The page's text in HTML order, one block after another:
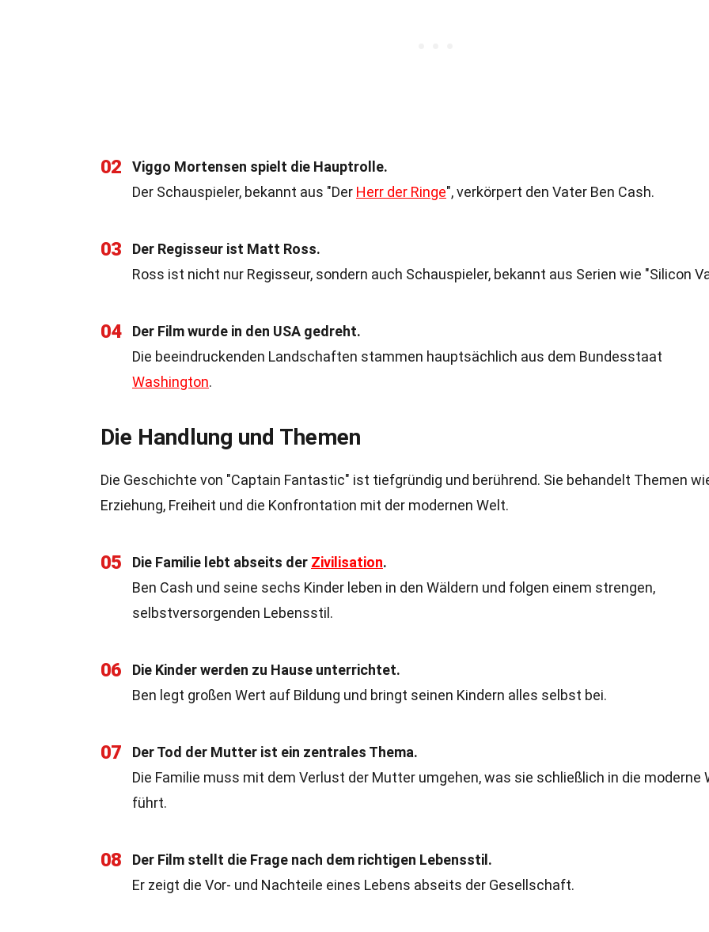
02
Viggo Mortensen spielt die Hauptrolle.
Der Schauspieler, bekannt aus "Der Herr der Ringe", verkörpert den Vater Ben Cash.
03
Der Regisseur ist Matt Ross.
Ross ist nicht nur Regisseur, sondern auch Schauspieler, bekannt aus Serien wie "Silicon
04
Der Film wurde in den USA gedreht.
Die beeindruckenden Landschaften stammen hauptsächlich aus dem Bundesstaat
Washington.
Die Handlung und Themen
Die Geschichte von "Captain Fantastic" ist tiefgründig und berührend. Sie behandelt Themen
Erziehung, Freiheit und die Konfrontation mit der modernen Welt.
05 Die Familie lebt abseits der Zivilisation.
Ben Cash und seine sechs Kinder leben in den Wäldern und folgen einem strengen,
selbstversorgenden Lebensstil.
06
Die Kinder werden zu Hause unterrichtet.
Ben legt großen Wert auf Bildung und bringt seinen Kindern alles selbst bei.
07
Der Tod der Mutter ist ein zentrales Thema.
Die Familie muss mit dem Verlust der Mutter umgehen, was sie schließlich in die moderne
führt.
08
Der Film stellt die Frage nach dem richtigen Lebensstil.
Er zeigt die Vor- und Nachteile eines Lebens abseits der Gesellschaft.